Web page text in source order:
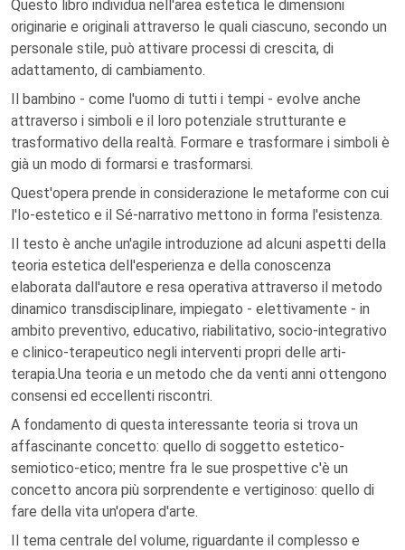
Questo libro individua nell'area estetica le dimensioni
originarie e originali attraverso le quali ciascuno, secondo un
personale stile, può attivare processi di crescita, di
adattamento, di cambiamento.
Il bambino - come l'uomo di tutti i tempi - evolve anche
attraverso i simboli e il loro potenziale strutturante e
trasformativo della realtà. Formare e trasformare i simboli è
già un modo di formarsi e trasformarsi.
Quest'opera prende in considerazione le metaforme con cui
l'Io-estetico e il Sé-narrativo mettono in forma l'esistenza.
Il testo è anche un'agile introduzione ad alcuni aspetti della
teoria estetica dell'esperienza e della conoscenza
elaborata dall'autore e resa operativa attraverso il metodo
dinamico transdisciplinare, impiegato - elettivamente - in
ambito preventivo, educativo, riabilitativo, socio-integrativo
e clinico-terapeutico negli interventi propri delle arti-
terapia.Una teoria e un metodo che da venti anni ottengono
consensi ed eccellenti riscontri.
A fondamento di questa interessante teoria si trova un
affascinante concetto: quello di soggetto estetico-
semiotico-etico; mentre fra le sue prospettive c'è un
concetto ancora più sorprendente e vertiginoso: quello di
fare della vita un'opera d'arte.
Il tema centrale del volume, riguardante il complesso e